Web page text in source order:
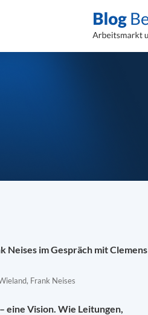
Neises im Gespräch mit Clemens
Frank Neises
eine Vision. Wie Leitungen,